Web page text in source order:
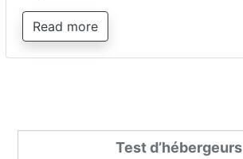
Read more
Test d’hébergeurs